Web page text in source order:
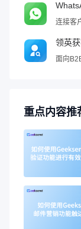
连接客
领英
面向
重点内容推